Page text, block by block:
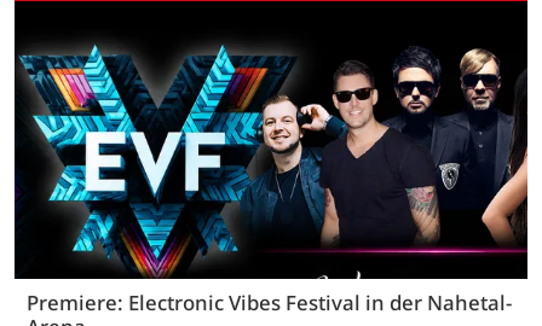
Premiere: Electronic Vibes Festival in der Nahetal-